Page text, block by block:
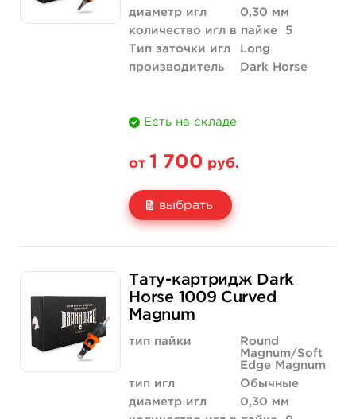
диаметр игл
0,30 мм
количество игл в пайке
5
Тип заточки игл
Long
производитель
Dark Horse
Есть на складе
от 1 700 руб.
выбрать
Количество
1 700 руб.
купить
Тату-картридж Dark
Horse 1009 Curved
Magnum
тип пайки
Round
Magnum/Soft
Edge Magnum
тип игл
Обычные
диаметр игл
0,30 мм